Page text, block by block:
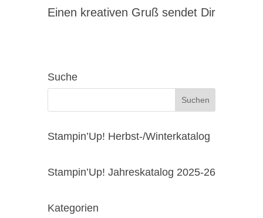
Einen kreativen Gruß sendet Dir
Suche
Stampin’Up! Herbst-/Winterkatalog
Stampin’Up! Jahreskatalog 2025-26
Kategorien